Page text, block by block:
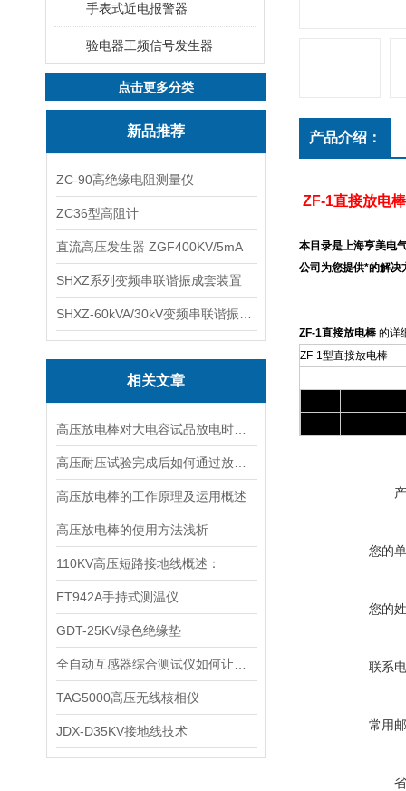
手表式近电报警器
验电器工频信号发生器
点击更多分类
新品推荐
ZC-90高绝缘电阻测量仪
ZC36型高阻计
直流高压发生器 ZGF400KV/5mA
SHXZ系列变频串联谐振成套装置
相关文章
高压放电棒的工作原理及运用概述
高压放电棒的使用方法浅析
110KV高压短路接地线概述：
ET942A手持式测温仪
GDT-25KV绿色绝缘垫
TAG5000高压无线核相仪
JDX-D35KV接地线技术
产品介绍：
ZF-1直接放电棒
本目录是上海亨美电
公司为您提供*的解决
ZF-1直接放电棒 的详
ZF-1型直接放电棒
您的
您的
联系
常用